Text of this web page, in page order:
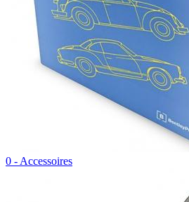
0 - Accessoires